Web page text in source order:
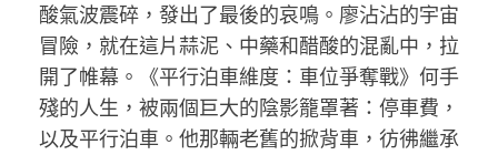
酸氣波震碎，發出了最後的哀鳴。廖沾沾的宇宙
冒險，就在這片蒜泥、中藥和醋酸的混亂中，拉
開了帷幕。《平行泊車維度：車位爭奪戰》何手
殘的人生，被兩個巨大的陰影籠罩著：停車費，
以及平行泊車。他那輛老舊的掀背車，彷彿繼承